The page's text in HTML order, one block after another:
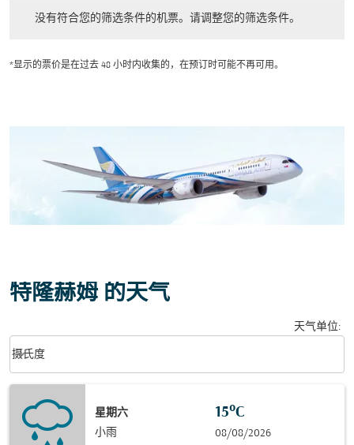
没有符合您的筛选条件的机票。请调整您的筛选条件。
*显示的票价是在过去 48 小时内收集的，在预订时可能不再可用。
特隆赫姆 的天气
天气单位:
Weather unit option 摄氏度 Selected
摄氏度
keyboard_arrow_down
星期六
小雨
15°C
08/08/2026